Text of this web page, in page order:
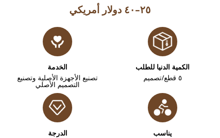
٢٥–٤٠ دولار أمريكي
الكمية الدنيا للطلب
٥ قطع/تصميم
الخدمة
تصنيع الأجهزة الأصلية وتصنيع
التصميم الأصلي
يناسب
الدرجة